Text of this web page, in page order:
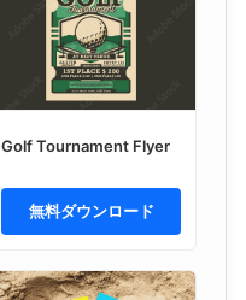
Golf Tournament Flyer
無料ダウンロード